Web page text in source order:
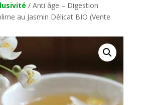
/ Anti âge – Digestion
au Jasmin Délicat BIO (Vente